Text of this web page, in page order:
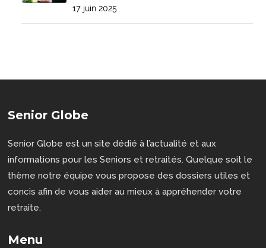
17 juin 2025
Senior Globe
Senior Globe est un site dédié à l’actualité et aux
informations pour les Seniors et retraités. Quelque soit le
thème notre équipe vous propose des dossiers utiles et
concis afin de vous aider au mieux à appréhender votre
retraite.
Menu